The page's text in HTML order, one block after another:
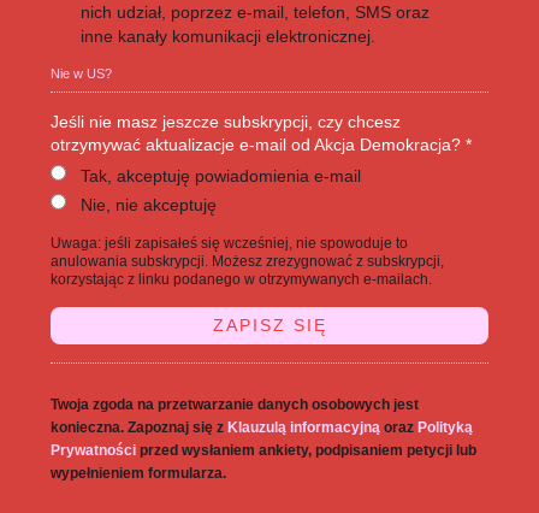
nich udział, poprzez e-mail, telefon, SMS oraz
inne kanały komunikacji elektronicznej.
Nie wUS?
Jeśli nie masz jeszcze subskrypcji, czy chcesz
otrzymywać aktualizacje e-mail od Akcja Demokracja? *
Tak, akceptuję powiadomienia e-mail
Nie, nie akceptuję
Uwaga: jeśli zapisałeś się wcześniej, nie spowoduje to
anulowania subskrypcji. Możesz zrezygnować z subskrypcji,
korzystając z linku podanego w otrzymywanych e-mailach.
Twoja zgoda na przetwarzanie danych osobowych jest
konieczna. Zapoznaj się zKlauzulą informacyjną orazPolityką
Prywatności przed wysłaniem ankiety, podpisaniem petycji lub
wypełnieniem formularza.